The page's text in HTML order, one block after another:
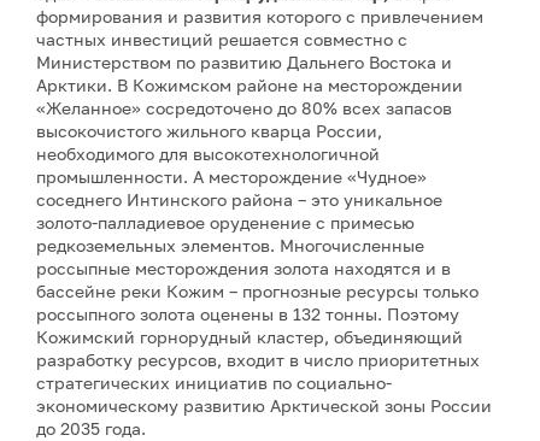
формирования и развития которого с привлечением
частных инвестиций решается совместно с
Министерством по развитию Дальнего Востока и
Арктики. В Кожимском районе на месторождении
«Желанное» сосредоточено до 80% всех запасов
высокочистого жильного кварца России,
необходимого для высокотехнологичной
промышленности. А месторождение «Чудное»
соседнего Интинского района – это уникальное
золото-палладиевое оруденение с примесью
редкоземельных элементов. Многочисленные
россыпные месторождения золота находятся и в
бассейне реки Кожим – прогнозные ресурсы только
россыпного золота оценены в 132 тонны. Поэтому
Кожимский горнорудный кластер, объединяющий
разработку ресурсов, входит в число приоритетных
стратегических инициатив по социально-
экономическому развитию Арктической зоны России
до 2035 года.